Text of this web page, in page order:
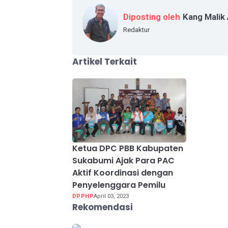
Diposting oleh Kang Malik
Redaktur
Artikel Terkait
Ketua DPC PBB Kabupaten
Sukabumi Ajak Para PAC
Aktif Koordinasi dengan
Penyelenggara Pemilu
DPPHPApril 03, 2023
Rekomendasi